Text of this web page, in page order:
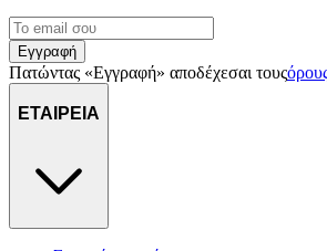
Εγγραφή
Πατώντας «Εγγραφή» αποδέχεσαι τους
ΕΤΑΙΡΕΙΑ